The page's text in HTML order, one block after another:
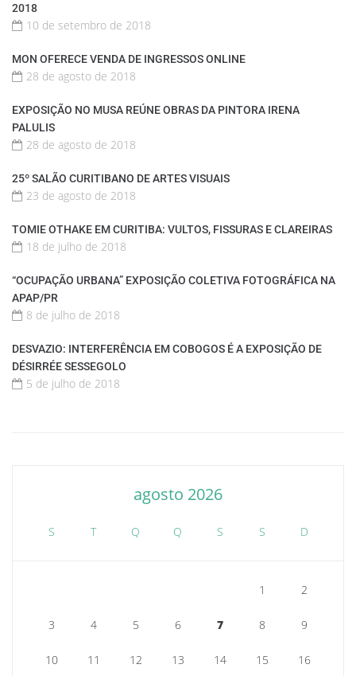
2018
10 de setembro de 2018
MON OFERECE VENDA DE INGRESSOS ONLINE
28 de agosto de 2018
EXPOSIÇÃO NO MUSA REÚNE OBRAS DA PINTORA IRENA
PALULIS
28 de agosto de 2018
25º SALÃO CURITIBANO DE ARTES VISUAIS
23 de agosto de 2018
TOMIE OTHAKE EM CURITIBA: VULTOS, FISSURAS E CLAREIRAS
18 de julho de 2018
“OCUPAÇÃO URBANA” EXPOSIÇÃO COLETIVA FOTOGRÁFICA NA
APAP/PR
8 de julho de 2018
DESVAZIO: INTERFERÊNCIA EM COBOGOS É A EXPOSIÇÃO DE
DÉSIRRÉE SESSEGOLO
5 de julho de 2018
agosto 2026
S T Q Q S S D
1 2
3 4 5 6 7 8 9
10 11 12 13 14 15 16